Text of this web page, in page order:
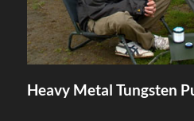
Heavy Metal Tungsten